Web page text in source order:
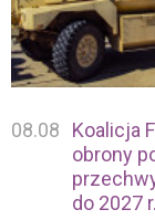
08.08
Koalicja
obrony
do 2027 r.